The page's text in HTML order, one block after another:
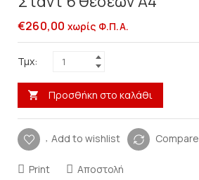
€260,00 χωρίς Φ.Π.Α.
Τμχ:
Προσθήκη στο καλάθι
Add to wishlist Compare
Print
Αποστολή